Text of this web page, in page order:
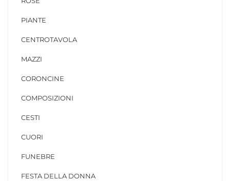
PIANTE
CENTROTAVOLA
MAZZI
CORONCINE
COMPOSIZIONI
CESTI
CUORI
FUNEBRE
FESTA DELLA DONNA